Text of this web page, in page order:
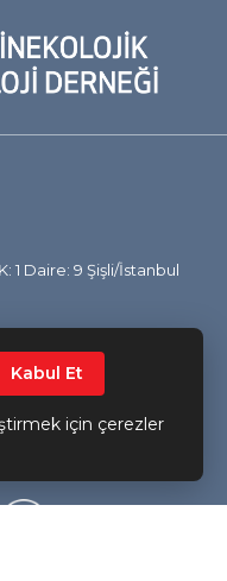
1 Daire: 9 Şişli/İstanbul
Kabul Et
için çerezler